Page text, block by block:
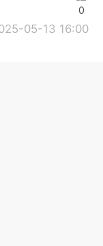
05-13 16:00
0